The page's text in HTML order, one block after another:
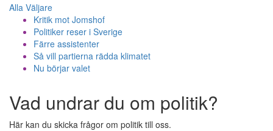
Alla Väljare
Kritik mot Jomshof
Politiker reser i Sverige
Färre assistenter
Så vill partierna rädda klimatet
Nu börjar valet
Vad undrar du om politik?
Här kan du skicka frågor om politik till oss.